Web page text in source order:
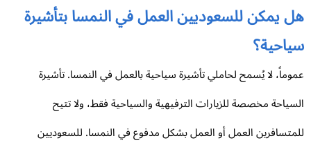
يمكن للسعوديين العمل في النمسا بتأشيرة
لا يُسمح لحاملي تأشيرة سياحية بالعمل في النمسا. تأشيرة
مخصصة للزيارات الترفيهية والسياحية فقط، ولا تتيح
العمل أو العمل بشكل مدفوع في النمسا. للسعوديين